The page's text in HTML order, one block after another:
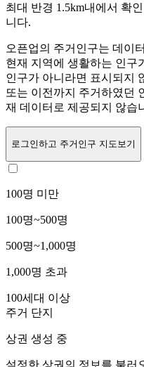
최대 반경 1.5km내에서 확
니다.
오픈업의 주거인구는 데이
현재 지역에 생활하는 인구
인구가 아니라면 표시되지
또는 이전까지 주거하였던
재 데이터로 제공되지 않습
로그인하고 주거인구 지도보기
100명 미만
100명~500명
500명~1,000명
1,000명 초과
100세대 이상
주거 단지
상권 생성 중